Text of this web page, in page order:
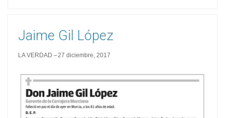
Jaime Gil López
LA VERDAD 27 diciembre, 2017